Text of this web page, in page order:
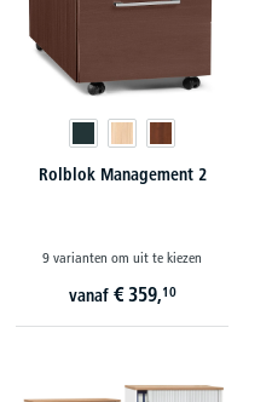
Rolblok Management 2
9 varianten om uit te kiezen
vanaf € 359,10